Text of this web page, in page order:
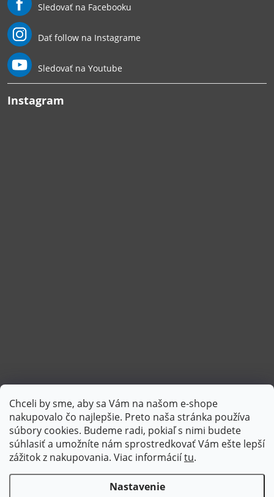
Chceli by sme, aby sa Vám na našom e-shope
nakupovalo čo najlepšie. Preto naša stránka používa
súbory cookies. Budeme radi, pokiaľ s nimi budete
súhlasiť a umožníte nám sprostredkovať Vám ešte lepší
zážitok z nakupovania. Viac informáciítu.
Nastavenie
Sledovať na Facebooku
Dať follow na Instagrame
Sledovať na Youtube
Instagram
Sledovať na Instagrame